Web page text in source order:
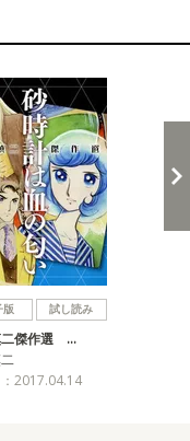
版 試し読み
二傑作選 …
2017.04.14